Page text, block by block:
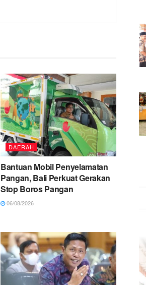
DAERAH
Bantuan Mobil Penyelamatan
Pangan, Bali Perkuat Gerakan
Stop Boros Pangan
06/08/2026